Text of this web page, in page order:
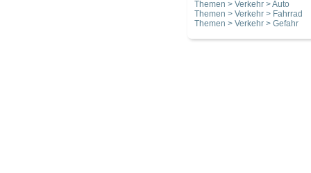
Themen > Verkehr > Auto
Themen > Verkehr > Fahrrad
Themen > Verkehr > Gefahr